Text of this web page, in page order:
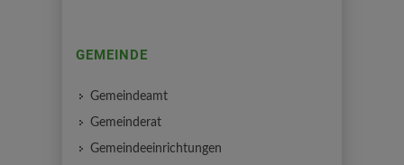
GEMEINDE
Gemeindeamt
Gemeinderat
Gemeindeeinrichtungen